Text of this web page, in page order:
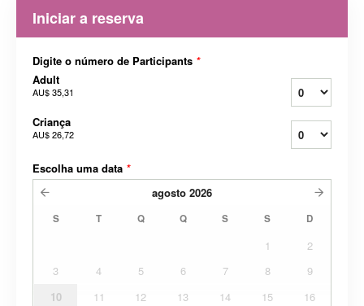
Iniciar a reserva
Digite o número de Participants *
Adult
AU$ 35,31
Criança
AU$ 26,72
Escolha uma data *
agosto 2026
S T Q Q S S D
1
2
3
4 5 6 7 8
9
10
11 12 13 14 15
16